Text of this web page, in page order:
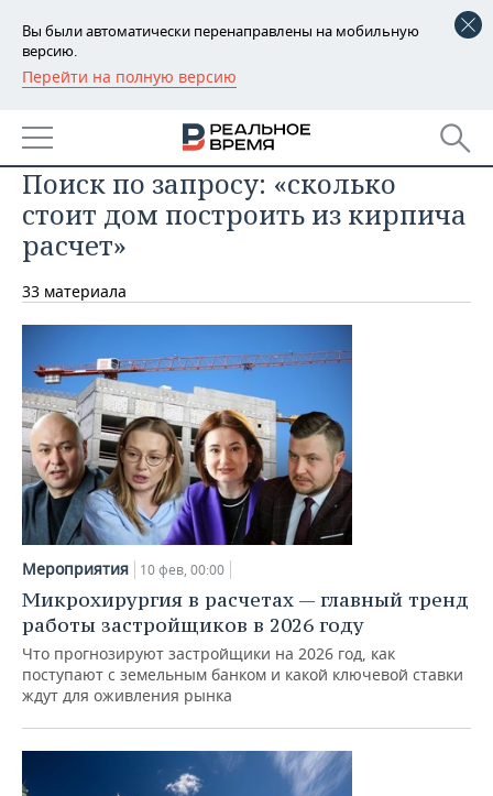
Вы были автоматически перенаправлены на мобильную
версию.
Перейти на полную версию
РЕГИОНЫ
БАШКОРТОСТАН
ТАТАРСТАН
УДМУРТИЯ
НОВОСТИ
АНАЛИТИКА
НОВОСТИ АНАЛИТИКИ
ДЕКЛАРАЦИИ О ДОХОДАХ
КОРОЛИ ГОСЗАКАЗА ПФО
ВУЗЫ ТАТАРСТАНА
КОМУ ПРИНАДЛЕЖАТ
ТОРГОВЫЕ ЦЕНТРЫ
ТАТАРСТАНА
ЭКОНОМИКА
НОВОСТИ ЭКОНОМИКИ
ФИНАНСЫ
БАНКИ
БЮДЖЕТ
ИНВЕСТИЦИИ
ПРОМЫШЛЕННОСТЬ
НОВОСТИ
АГРОПРОМ
МАШИНОСТРОЕНИЕ
НЕФТЕХИМИЯ
НЕФТЬ
ОПК
ЭНЕРГЕТИКА
НОВОСТИ НЕДВИЖИМОСТИ
АВТО
НОВОСТИ АВТО
БИЗНЕС
НОВОСТИ БИЗНЕСА
РОЗНИЧНАЯ ТОРГОВЛЯ
ТРАНСПОРТ
УСЛУГИ
ТЕХНОЛОГИИ
НОВОСТИ ТЕХНОЛОГИЙ
IT
МЕДИА
ТЕЛЕКОММУНИКАЦИИ
МЕРОПРИЯТИЯ
НОВОСТИ МЕРОПРИЯТИЙ
ВЫЕЗДНАЯ РЕДАКЦИЯ
БИЗНЕС-БРАНЧИ
ОТКРЫТАЯ ЛЕКЦИЯ
НОВОСТИ СПОРТА
ФУТБОЛ
БАСКЕТБОЛ
ОБЩЕСТВО
НОВОСТИ ОБЩЕСТВА
ИНФРАСТРУКТУРА
ФОТОГАЛЕРЕЯ
СПРАВОЧНИК
Поиск по запросу: «сколько
стоит дом построить из кирпича
расчет»
33 материала
Мероприятия 10 фев, 00:00
Микрохирургия в расчетах — главный тренд
работы застройщиков в 2026 году
Что прогнозируют застройщики на 2026 год, как
поступают с земельным банком и какой ключевой ставки
ждут для оживления рынка